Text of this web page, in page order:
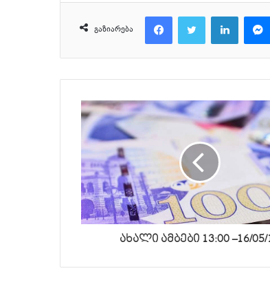
გაზიარება
FacebookTwitter
ახალი ამბები 13:00 –16/05/